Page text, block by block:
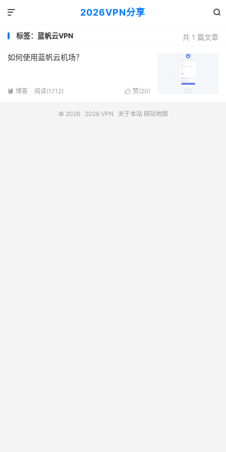
2026VPN分享 

共 1 篇文章
标签：蓝帆云VPN
如何使用蓝帆云机场？
 赞(20)
 博客 阅读(1712)
© 2026 2026 VPN 关于本站 网站地图